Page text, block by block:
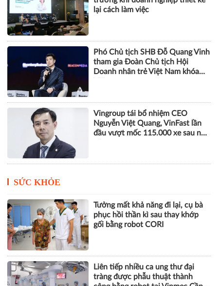
bổ nhiệm làm Tổng Giám đốc
Eximbank
CEO 5S Media: AI chỉ tạo ra tăng
trưởng khi doanh nghiệp thiết kế
lại cách làm việc
Phó Chủ tịch SHB Đỗ Quang Vinh
tham gia Đoàn Chủ tịch Hội
Doanh nhân trẻ Việt Nam khóa
đầu vượt mốc 115.000 xe sau nửa
năm
SỨC KHỎE
Tưởng mất khả năng đi lại, cụ bà
phục hồi thần kì sau thay khớp